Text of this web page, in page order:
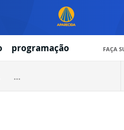
programação FAÇA